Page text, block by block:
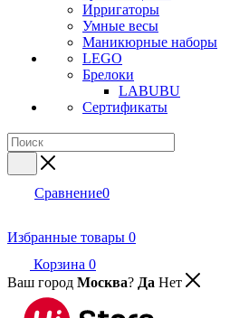
Ирригаторы
Умные весы
Маникюрные наборы
LEGO
Брелоки
LABUBU
Сертификаты
Сравнение0
Избранные товары 0
Корзина 0
Ваш город Москва? Да Нет